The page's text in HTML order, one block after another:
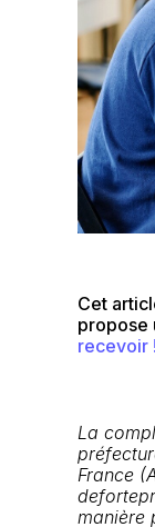
Cet
propose
recevoir !
La
France
deforte
manière